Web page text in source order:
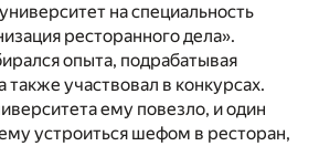
на специальность
ресторанного дела».
опыта, подрабатывая
участвовал в конкурсах.
ему повезло, и один
устроиться шефом в ресторан,